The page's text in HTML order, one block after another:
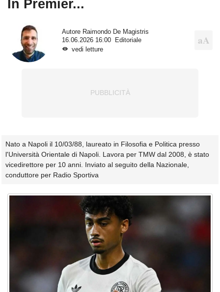
In Premier...
Autore Raimondo De Magistris
16.06.2026 16:00
Editoriale
vedi letture
Nato a Napoli il 10/03/88, laureato in Filosofia e Politica presso
l'Università Orientale di Napoli. Lavora per TMW dal 2008, è stato
vicedirettore per 10 anni. Inviato al seguito della Nazionale,
conduttore per Radio Sportiva